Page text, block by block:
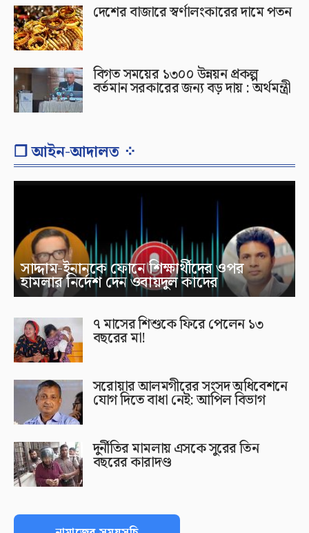
দেশের বাজারে স্বর্ণালংকারের দামে পতন
বিগত সময়ের ১৩০০ উন্নয়ন প্রকল্প
বর্তমান সরকারের জন্য বড় দায় : অর্থমন্ত্রী
❐ আইন-আদালত ⁘
সাদ্দাম-ইনানকে ফোনে শিক্ষার্থীদের ওপর
হামলার নির্দেশ দেন ওবায়দুল কাদের
৭ মাসের শিশুকে ফিরে পেলেন ১৩
বছরের মা!
সরোয়ার আলমগীরের সংসদ অধিবেশনে
যোগ দিতে বাধা নেই: আপিল বিভাগ
দুর্নীতির মামলায় এসকে সুরের তিন
বছরের কারাদণ্ড